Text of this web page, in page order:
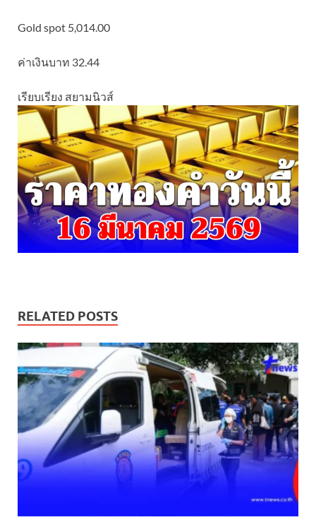
Gold spot 5,014.00
ค่าเงินบาท 32.44
เรียบเรียง สยามนิวส์
RELATED POSTS